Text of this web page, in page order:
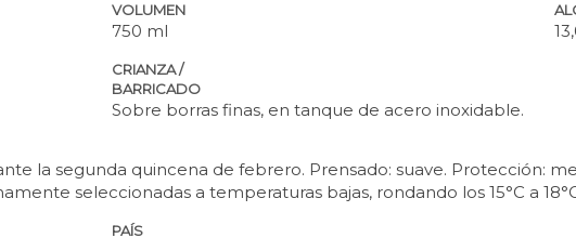
VOLUMEN
750 ml
CRIANZA /
BARRICADO
Sobre borras finas, en tanque de acero inoxidable.
la segunda quincena de febrero. Prensado: suave. Protección:
seleccionadas a temperaturas bajas, rondando los 15°C a
PAÍS